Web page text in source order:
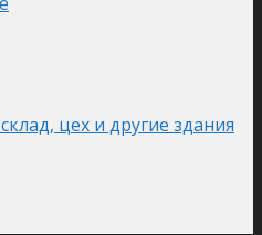
цех и другие здания